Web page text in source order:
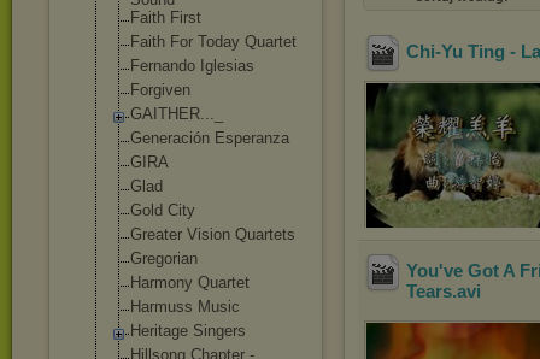
Faith First
Faith For Today Quartet
Fernando Iglesias
Forgiven
GAITHER..._
Generación Esperanza
GIRA
Glad
Gold City
Greater Vision Quartets
Gregorian
Harmony Quartet
Harmuss Music
Heritage Singers
Hillsong Chapter -
Chi-Yu Ting -
You've Got A
Tears.avi